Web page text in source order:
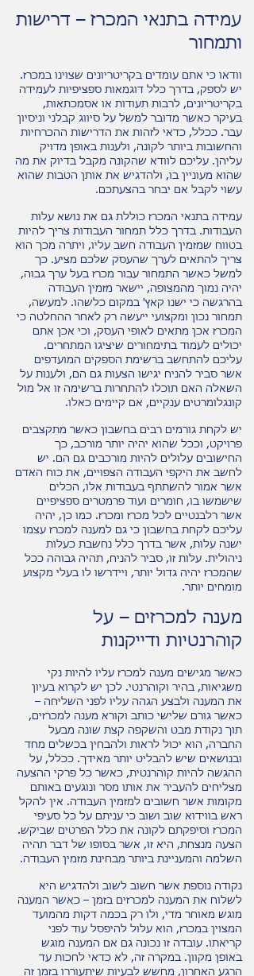
עמידה בתנאי המכרז – דרישות
ותמחור
וודאו כי אתם עומדים בקריטריונים שצוינו במכרז.
יש לספק, בדרך כלל דוגמאות ספציפיות לעמידה
בקריטריונים, לרבות תעודות או אסמכתאות,
בעיקר כאשר מדובר למשל על סיווג קבלני וניסיון
עבר. ככלל, כדאי לזהות את הדרישות ההכרחיות
והחשובות ביותר לקונה, ולענות באופן מדויק
עליהן. עליכם לוודא שהקונה מקבל בדיוק את מה
שהוא מעוניין בו, ולהדגיש את אותן הטבות שהוא
עשוי לקבל אם יבחר בהצעתכם.
עמידה בתנאי המכרז כוללת גם את נושא עלות
העבודות. בדרך כלל תמחור העבודות צריך להיות
בטווח שמזמין העבודה חשב עליו, ויתרה מכך הוא
צריך להתאים לערך שהעסק שלכם מציע. כך
למשל כאשר התמחור עבור מכרז בעל ערך גבוה,
יהיה נמוך מהמצופה, יישאר מזמין העבודה
בהרגשה כי ישנו קאץ' במקום כלשהו. למעשה,
תמחור נכון ומקצועי ייעשה רק לאחר ההחלטה כי
המכרז אכן מתאים לאופי העסק, וכי אכן אתם
יכולים לעמוד בתימחורים שיציגו המתחרים.
עליכם להתחשב ברשימת הספקים המועדפים
אשר סביר להניח יגישו הצעות גם הם, ולענות על
השאלה האם תוכלו להתחרות ברשימה זו אל מול
קונגלומרטים ענקיים, אם קיימים כאלו.
יש לקחת גורמים רבים בחשבון כאשר מתקצבים
פרויקט, וככל שהוא יהיה יותר מורכב, כך
החישובים עלולים להיות מורכבים גם הם. יש
לחשב את היקפי העבודה הצפויים, את כוח האדם
אשר אמור להשתתף בעבודות אלו, הכלים
שישמשו בו, חומרים ועוד פרמטרים ספציפיים
אשר רלבנטיים לכל מכרז ומכרז. כמו כן, יהיה
עליכם לקחת בחשבון כי גם למענה למכרז עצמו
ישנה עלות, אשר בדרך כלל נחשבת כעלות
ניהולית. עלות זו, סביר להניח, תהיה גבוהה ככל
שהמכרז יהיה גדול יותר, ויידרשו לו בעלי מקצוע
מומחים יותר.
מענה למכרזים – על
קוהרנטיות ודייקנות
כאשר מגישים מענה למכרז עליו להיות נקי
משגיאות, בהיר וקוהרנטי. לכן יש לקרוא בעיון
את המענה ולבצע הגהה עליו לפני השליחה –
כאשר גורם שלישי כותב וקורא מענה למכרזים,
תוך נקודת מבט והשקפה קצת שונה מבעל
החברה, הוא יכול לראות ולהבחין בכשלים מחד
ובנושאים שיש להבליט יותר מאידך. ככלל, על
ההגשה להיות קוהרנטית, כאשר כל פרקי ההצעה
מצליחים להעביר את אותו מסר ונוגעים באותם
מקומות אשר חשובים למזמין העבודה. אין להקל
ראש בווידוא שוב ושוב כי עניתם על כל סעיפי
המכרז וסיפקתם לקונה את כלל הפרטים שביקש.
הצעה מנצחת, היא זו, אשר בסופו של דבר תהיה
השלמה והמעניינת ביותר מבחינת מזמין העבודה.
נקודה נוספת אשר חשוב לשוב ולהדגיש היא
לשלוח את המענה למכרזים בזמן – כאשר המענה
מוגש מאוחר מדי, ולו רק בכמה דקות מהמועד
המצוין במכרז, הוא עלול להיפסל עוד לפני
קריאתו. עובדה זו נכונה גם אם המענה מוגש
באופן מקוון. במקרה זה, לא כדאי לחכות עד
הרגע האחרון, מחשש לבעיות שיתעוררו בזמן זה